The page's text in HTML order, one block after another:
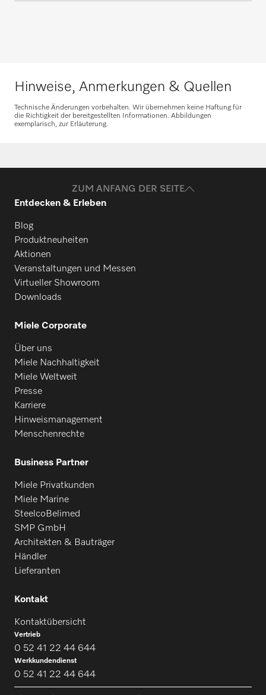
Hinweise, Anmerkungen & Quellen
Technische Änderungen vorbehalten. Wir übernehmen keine Haftung für
die Richtigkeit der bereitgestellten Informationen. Abbildungen
exemplarisch, zur Erläuterung.
ZUM ANFANG DER SEITE
Entdecken & Erleben
Blog
Produktneuheiten
Aktionen
Veranstaltungen und Messen
Virtueller Showroom
Downloads
Miele Corporate
Über uns
Miele Nachhaltigkeit
Miele Weltweit
Presse
Karriere
Hinweismanagement
Menschenrechte
Business Partner
Miele Privatkunden
Miele Marine
SteelcoBelimed
SMP GmbH
Architekten & Bauträger
Händler
Lieferanten
Kontakt
Kontaktübersicht
Vertrieb
0 52 41 22 44 644
Werkkundendienst
0 52 41 22 44 644